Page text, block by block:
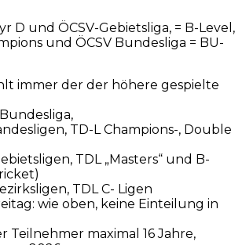
D und ÖCSV-Gebietsliga, = B-Level,
und ÖCSV Bundesliga = BU-
immer der der höhere gespielte
TD-L Champions-, Double
TDL „Masters“ und B-
TDL C- Ligen
wie oben, keine Einteilung in
Teilnehmer maximal 16 Jahre,